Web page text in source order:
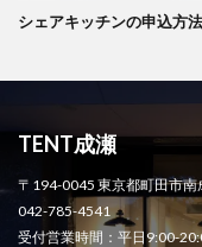
シェアキッチンの申込方
TENT成瀬
〒194-0045 東京都町田市
042-785-4541
受付営業時間：平日9:00-